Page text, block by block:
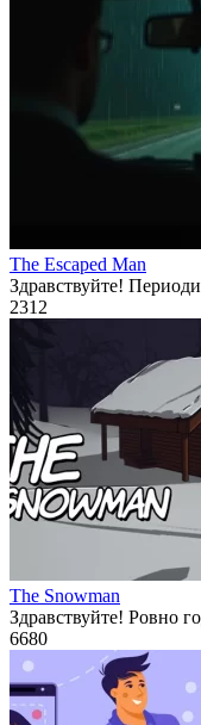
The Escaped Man
Здравствуйте!
2312
The Snowman
Здравствуйте! Ровно
6680